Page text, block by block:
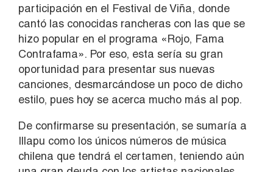
participación en el Festival de Viña, donde
cantó las conocidas rancheras con las que se
hizo popular en el programa «Rojo, Fama
Contrafama». Por eso, esta sería su gran
oportunidad para presentar sus nuevas
canciones, desmarcándose un poco de dicho
estilo, pues hoy se acerca mucho más al pop.
De confirmarse su presentación, se sumaría a
Illapu como los únicos números de música
chilena que tendrá el certamen, teniendo aún